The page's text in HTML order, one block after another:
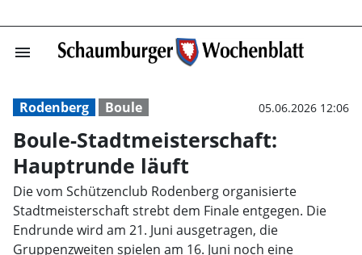
menu Boule-
Rodenberg Boule 05.06.2026 12:06
Boule-Stadtmeisterschaft:
Hauptrunde läuft
Die vom Schützenclub Rodenberg organisierte
Stadtmeisterschaft strebt dem Finale entgegen. Die
Endrunde wird am 21. Juni ausgetragen, die
Gruppenzweiten spielen am 16. Juni noch eine